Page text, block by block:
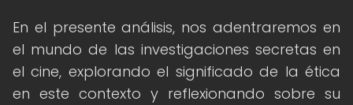
En el presente análisis, nos adentraremos en
el mundo de las investigaciones secretas en
el cine, explorando el significado de la ética
en este contexto y reflexionando sobre su